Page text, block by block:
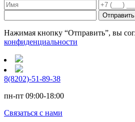
Отправить
Нажимая кнопку “Отправить”, вы
конфиденциальности
8(8202)-51-89-38
пн-пт 09:00-18:00
Связаться с нами